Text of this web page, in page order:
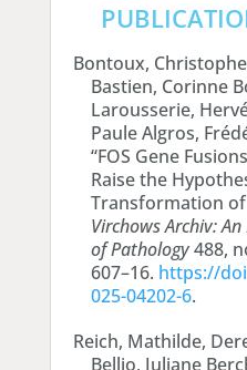
Bontoux,
Bastien, Corinne
Larousserie,
Paule Algros,
“FOS Gene
Raise the
Transformation
Virchows Archiv:
of Pathology488,
607–16. https://
025-04202-6.
Reich, Mathilde,
Bellio, Juliane